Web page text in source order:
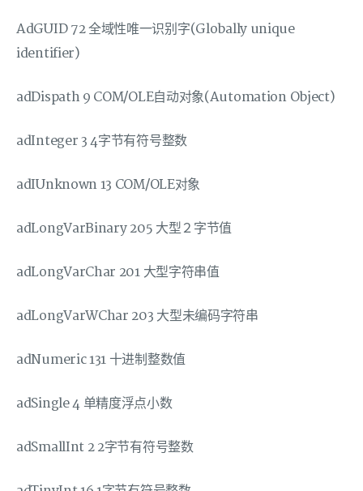
AdGUID 72 全域性唯一识别字(Globally unique
identifier)
adDispath 9 COM/OLE自动对象(Automation Object)
adInteger 3 4字节有符号整数
adIUnknown 13 COM/OLE对象
adLongVarBinary 205 大型２字节值
adLongVarChar 201 大型字符串值
adLongVarWChar 203 大型未编码字符串
adNumeric 131 十进制整数值
adSingle 4 单精度浮点小数
adSmallInt 2 2字节有符号整数